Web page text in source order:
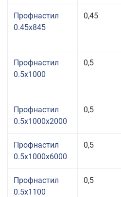
Профнастил
0.45x845
0,45
Профнастил
0.5x1000
0,5
Профнастил
0.5x1000x2000
0,5
Профнастил
0.5x1000x6000
0,5
Профнастил
0.5x1100
0,5